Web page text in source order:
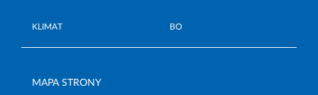
KLIMAT BO
MAPA STRONY